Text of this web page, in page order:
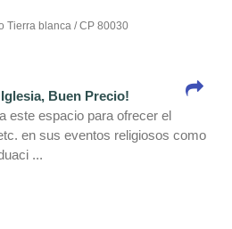
Tierra blanca / CP 80030
Buen Precio!
este espacio para ofrecer el
en sus eventos religiosos como
...